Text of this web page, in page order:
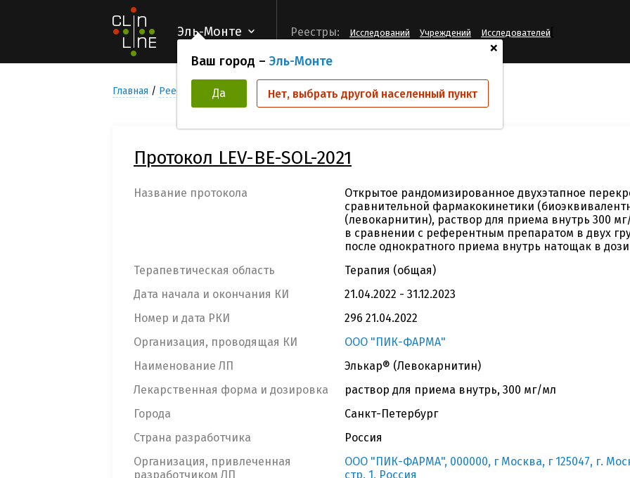
Эль-Монте
+
Ваш город – Эль-Монте
Да Нет, выбрать другой населенный пункт
Реестры: Исследований Учреждений Исследователей
Главная Реестр Клинических исследований LEV-BE-SOL-2021
Протокол LEV-BE-SOL-2021
Название протокола
Открытое рандомизированное двухэтапное
сравнительной фармакокинетики
(левокарнитин), раствор для приема внутрь 300
в сравнении с референтным препаратом в двух
после однократного приема внутрь натощак в
Терапевтическая область
Терапия (общая)
Дата начала и окончания КИ
21.04.2022 - 31.12.2023
Номер и дата РКИ
296 21.04.2022
Организация, проводящая КИ
ООО "ПИК-ФАРМА"
Наименование ЛП
Элькар® (Левокарнитин)
Лекарственная форма и дозировка
раствор для приема внутрь, 300 мг/мл
Города
Санкт-Петербург
Страна разработчика
Россия
Организация, привлеченная
разработчиком ЛП
ООО "ПИК-ФАРМА", 000000, г Москва, г 125047, г.
стр. 1, Россия